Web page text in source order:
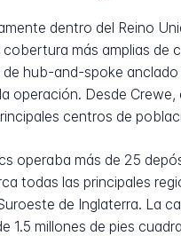
dentro del Reino
más amplias
hub-and-spoke
operación. Desde
centros de
operaba más de 25
todas las principales
de Inglaterra. La
1.5 millones de pies